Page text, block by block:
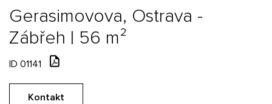
Gerasimovova, Ostrava -
Zábřeh | 56 m²
ID 01141
Kontakt